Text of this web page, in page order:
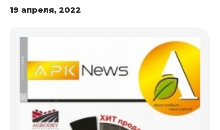
19 апреля, 2022